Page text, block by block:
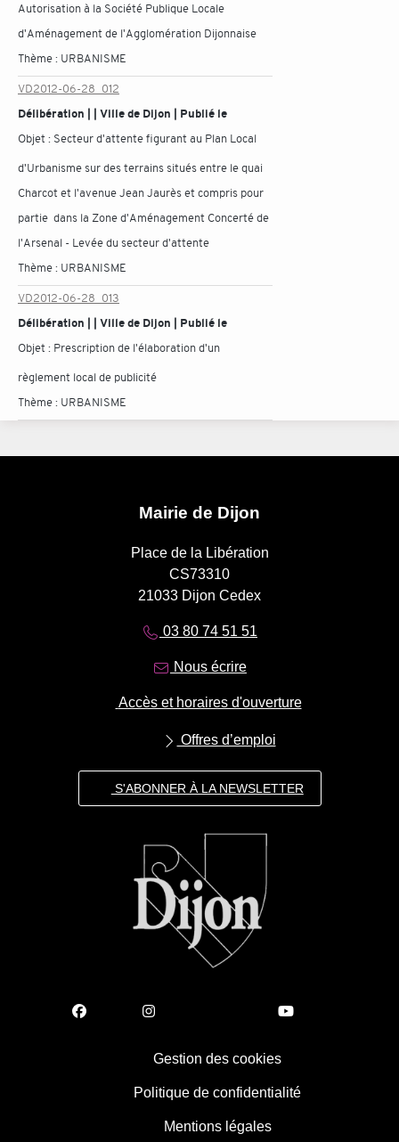
Autorisation à la Société Publique Locale
d'Aménagement de l'Agglomération Dijonnaise
Thème : URBANISME
VD2012-06-28_012
Délibération | | Ville de Dijon | Publié le
Objet : Secteur d'attente figurant au Plan Local
d'Urbanisme sur des terrains situés entre le quai
Charcot et l'avenue Jean Jaurès et compris pour
partie dans la Zone d'Aménagement Concerté de
l'Arsenal - Levée du secteur d'attente
Thème : URBANISME
VD2012-06-28_013
Délibération | | Ville de Dijon | Publié le
Objet : Prescription de l'élaboration d'un
règlement local de publicité
Thème : URBANISME
Mairie de Dijon
Place de la Libération
CS73310
21033 Dijon Cedex
03 80 74 51 51
Nous écrire
Accès et horaires d'ouverture
Offres d’emploi
S'ABONNER À LA NEWSLETTER
Gestion des cookies
Politique de confidentialité
Mentions légales